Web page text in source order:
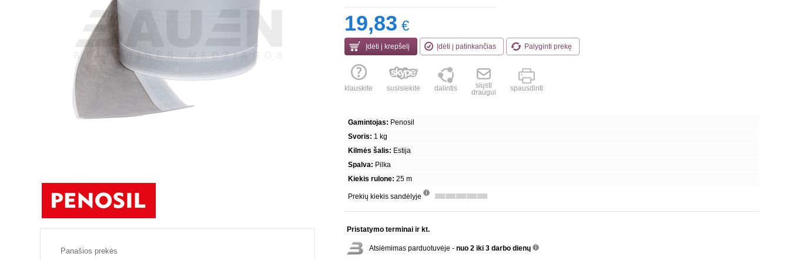
19,83 €
Įdėti į krepšelį Įdėti į patinkančias Palyginti prekę
klauskite susisiekite dalintis
siųsti
draugui
spausdinti
Gamintojas: Penosil
Svoris: 1 kg
Kilmės šalis: Estija
Spalva: Pilka
Kiekis rulone: 25 m
Prekių kiekis sandėlyje
Pristatymo terminai ir kt.
Atsiėmimas parduotuvėje - nuo 2 iki 3 darbo dienų
Panašios prekės